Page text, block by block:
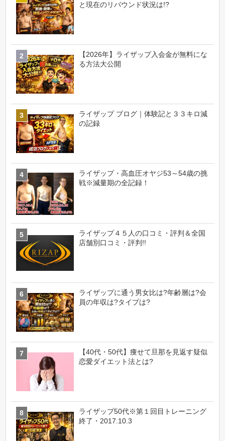
と現在のリバウンド状況は!?
【2026年】ライザップ入会金が無料にな
る方法大公開
ライザップ ブログ｜体験記と３３キロ減
の記録
ライザップ・高血圧オヤジ53～54歳の挑
戦※減量期の全記録！
ライザップ４５人の口コミ・評判＆全国
店舗別口コミ・評判!!
ライザップに通う男女比は?年齢層は?会
員の年収は?タイプは?
【40代・50代】痩せて旦那を見返す疑似
恋愛ダイエット法とは?
ライザップ50代※第１回目トレーニング
終了・2017.10.3